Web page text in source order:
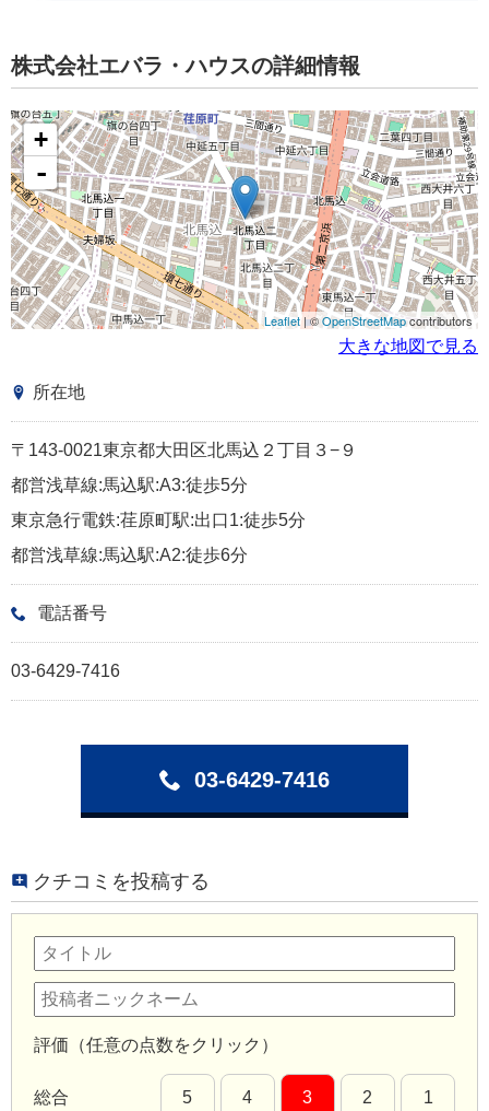
株式会社エバラ・ハウスの詳細情報
+
-
Leaflet| ©OpenStreetMapcontributors
大きな地図で見る
所在地
〒143-0021東京都大田区北馬込２丁目３−９
都営浅草線:馬込駅:A3:徒歩5分
東京急行電鉄:荏原町駅:出口1:徒歩5分
都営浅草線:馬込駅:A2:徒歩6分
電話番号
03-6429-7416
03-6429-7416
クチコミを投稿する
評価（任意の点数をクリック）
総合 5 4 3 2 1